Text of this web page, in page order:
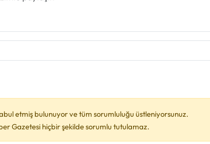
etmiş bulunuyor ve tüm sorumluluğu üstleniyorsunuz.
Gazetesi hiçbir şekilde sorumlu tutulamaz.